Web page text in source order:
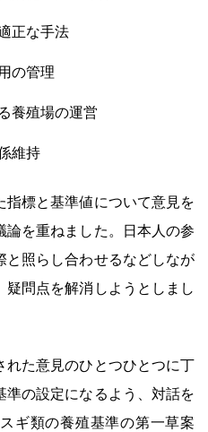
正な手法
の管理
養殖場の運営
維持
標と基準値について意見を
を重ねました。日本人の参
と照らし合わせるなどしなが
疑問点を解消しようとしまし
れた意見のひとつひとつに丁
の設定になるよう、対話を
ギ類の養殖基準の第一草案